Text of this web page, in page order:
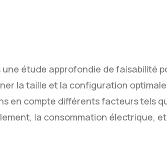
étude approfondie de faisabilité
la taille et la configuration
en compte différents facteurs tels
la consommation électrique,